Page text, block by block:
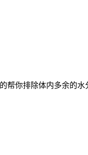
你排除体内多余的